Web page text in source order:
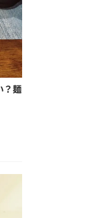
？麺